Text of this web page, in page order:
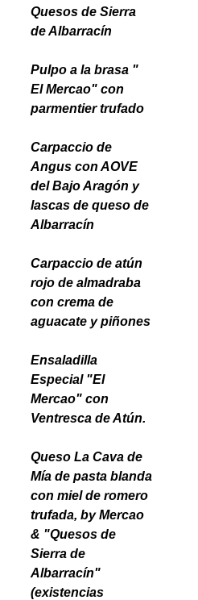
Quesos de Sierra
de Albarracín
Pulpo a la brasa "
El Mercao" con
parmentier trufado
Carpaccio de
Angus con AOVE
del Bajo Aragón y
lascas de queso de
Albarracín
Carpaccio de atún
rojo de almadraba
con crema de
aguacate y piñones
Ensaladilla
Especial "El
Mercao" con
Ventresca de Atún.
Queso La Cava de
Mía de pasta blanda
con miel de romero
trufada, by Mercao
& "Quesos de
Sierra de
Albarracín"
(existencias